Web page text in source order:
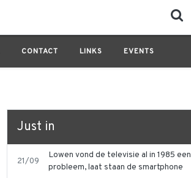
CONTACT LINKS EVENTS
Just in
21/09
Lowen vond de televisie al in 1985 een
probleem, laat staan de smartphone